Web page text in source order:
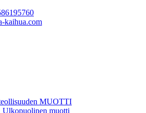
kaihua.com
MUOTTI
Ulkopuolinen muotti